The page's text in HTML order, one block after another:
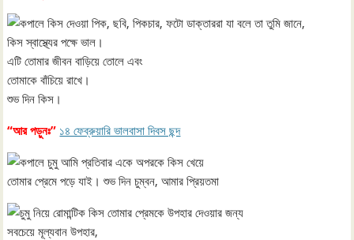
ডাক্তাররা যা বলে তা তুমি জানে,
কিস স্বাস্থ্যের পক্ষে ভাল।
এটি তোমার জীবন বাড়িয়ে তোলে এবং
তোমাকে বাঁচিয়ে রাখে।
শুভ দিন কিস।
“আর পড়ুনঃ” ১৪ ফেব্রুয়ারি ভালবাসা দিবস ছন্দ
আমি প্রতিবার একে অপরকে কিস খেয়ে
তোমার প্রেমে পড়ে যাই। শুভ দিন চুম্বন, আমার প্রিয়তমা
কিস তোমার প্রেমকে উপহার দেওয়ার জন্য
সবচেয়ে মূল্যবান উপহার,